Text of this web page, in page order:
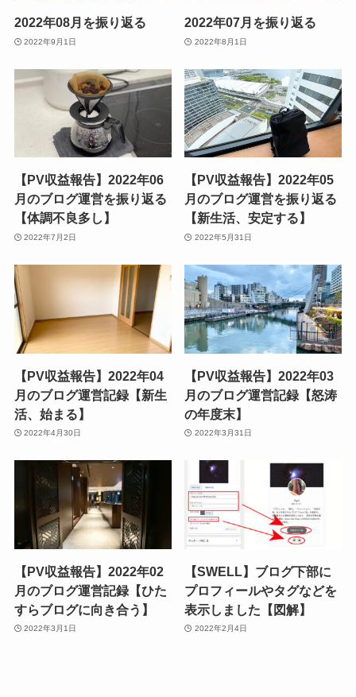
2022年08月を振り返る
2022年9月1日
2022年07月を振り返る
2022年8月1日
【PV収益報告】2022年06
月のブログ運営を振り返る
【体調不良多し】
2022年7月2日
【PV収益報告】2022年05
月のブログ運営を振り返る
【新生活、安定する】
2022年5月31日
【PV収益報告】2022年04
月のブログ運営記録【新生
活、始まる】
2022年4月30日
【PV収益報告】2022年03
月のブログ運営記録【怒涛
の年度末】
2022年3月31日
【PV収益報告】2022年02
月のブログ運営記録【ひた
すらブログに向き合う】
2022年3月1日
【SWELL】ブログ下部に
プロフィールやタグなどを
表示しました【図解】
2022年2月4日